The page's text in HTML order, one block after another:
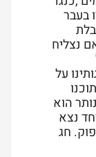
בעבר
נצליח
על
הוא
נצא
חג